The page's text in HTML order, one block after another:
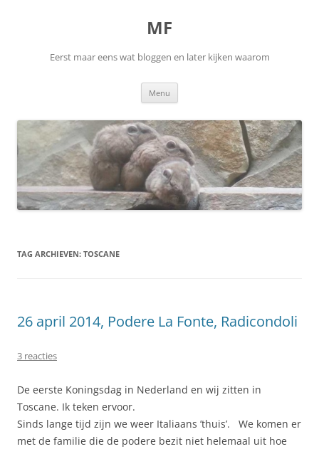
MF
Eerst maar eens wat bloggen en later kijken waarom
Menu
TAG ARCHIEVEN: TOSCANE
26 april 2014, Podere La Fonte, Radicondoli
3 reacties
De eerste Koningsdag in Nederland en wij zitten in
Toscane. Ik teken ervoor.
Sinds lange tijd zijn we weer Italiaans ’thuis’. We komen er
met de familie die de podere bezit niet helemaal uit hoe